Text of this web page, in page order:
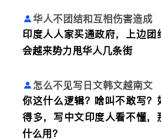
华人不团结和互相伤害造成
印度人人家买通政府，上边团
会越来势力甩华人几条街
怎么不见写日文韩文越南文
你这什么逻辑？啥叫不敢写？
得多，写中文印度人看不懂，
什么用？